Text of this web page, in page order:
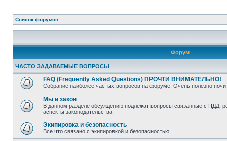
Список форумов
Форум
ЧАСТО ЗАДАВАЕМЫЕ ВОПРОСЫ
FAQ (Frequently Asked Questions) ПРОЧТИ ВНИМАТЕЛЬНО!
Собрание наиболее частых вопросов на форуме. Очень полезно
Мы и закон
В данном разделе обсуждению подлежат вопросы связанные с ПДД,
аспекты законодательства.
Экипировка и безопасность
Все что связано с экипировкой и безопасностью.